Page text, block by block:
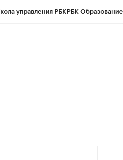
управления РБКРБК Образование